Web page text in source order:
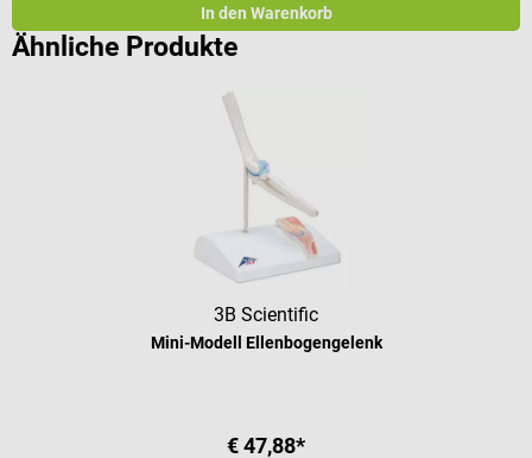
In den Warenkorb
Ähnliche Produkte
3B Scientific
Mini-Modell Ellenbogengelenk
€ 47,88*